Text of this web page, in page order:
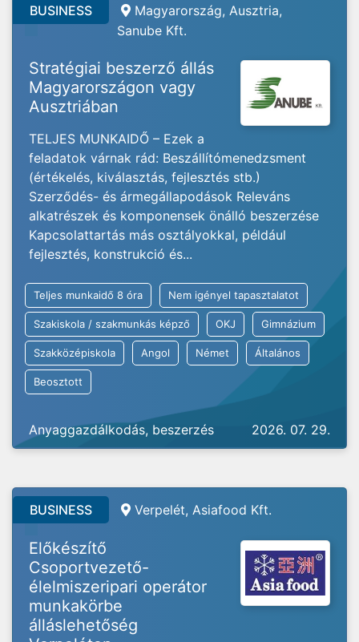
BUSINESS
Magyarország, Ausztria,
Sanube Kft.
Stratégiai beszerző állás
Magyarországon vagy
Ausztriában
TELJES MUNKAIDŐ – Ezek a
feladatok várnak rád: Beszállítómenedzsment
(értékelés, kiválasztás, fejlesztés stb.)
Szerződés- és ármegállapodások Releváns
alkatrészek és komponensek önálló beszerzése
Kapcsolattartás más osztályokkal, például
fejlesztés, konstrukció és...
Teljes munkaidő 8 óra Nem igényel tapasztalatot
Szakiskola / szakmunkás képző OKJ Gimnázium
Szakközépiskola Angol Német Általános
Beosztott
Anyaggazdálkodás, beszerzés 2026. 07. 29.
BUSINESS Verpelét, Asiafood Kft.
Előkészítő
Csoportvezető-
élelmiszeripari operátor
munkakörbe
álláslehetőség